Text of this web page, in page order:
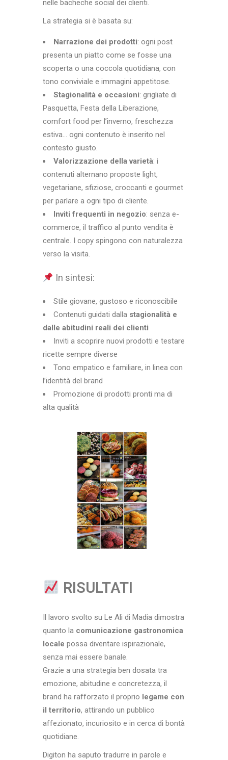
nelle bacheche social dei clienti.
La strategia si è basata su:
Narrazione dei prodotti: ogni post
presenta un piatto come se fosse una
scoperta o una coccola quotidiana, con
tono conviviale e immagini appetitose.
Stagionalità e occasioni: grigliate di
Pasquetta, Festa della Liberazione,
comfort food per l’inverno, freschezza
estiva… ogni contenuto è inserito nel
contesto giusto.
Valorizzazione della varietà: i
contenuti alternano proposte light,
vegetariane, sfiziose, croccanti e gourmet
per parlare a ogni tipo di cliente.
Inviti frequenti in negozio: senza e-
commerce, il traffico al punto vendita è
centrale. I copy spingono con naturalezza
verso la visita.
In sintesi:
Stile giovane, gustoso e riconoscibile
Contenuti guidati dalla stagionalità e
dalle abitudini reali dei clienti
Inviti a scoprire nuovi prodotti e testare
ricette sempre diverse
Tono empatico e familiare, in linea con
l’identità del brand
Promozione di prodotti pronti ma di
alta qualità
RISULTATI
Il lavoro svolto su Le Ali di Madia dimostra
quanto la comunicazione gastronomica
locale possa diventare ispirazionale,
senza mai essere banale.
Grazie a una strategia ben dosata tra
emozione, abitudine e concretezza, il
brand ha rafforzato il proprio legame con
il territorio, attirando un pubblico
affezionato, incuriosito e in cerca di bontà
quotidiane.
Digiton ha saputo tradurre in parole e